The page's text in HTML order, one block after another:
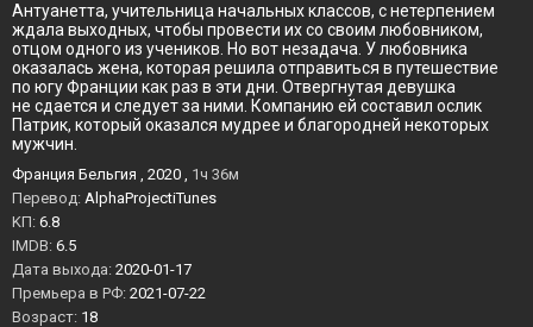
Антуанетта, учительница начальных классов, с нетерпением
ждала выходных, чтобы провести их со своим любовником,
отцом одного из учеников. Но вот незадача. У любовника
оказалась жена, которая решила отправиться в путешествие
по югу Франции как раз в эти дни. Отвергнутая девушка
не сдается и следует за ними. Компанию ей составил ослик
Патрик, который оказался мудрее и благородней некоторых
мужчин.
Франция Бельгия , 2020 , 1ч 36м
Перевод: AlphaProjectiTunes
KП: 6.8
IMDB: 6.5
Дата выхода: 2020-01-17
Премьера в РФ: 2021-07-22
Возраст: 18